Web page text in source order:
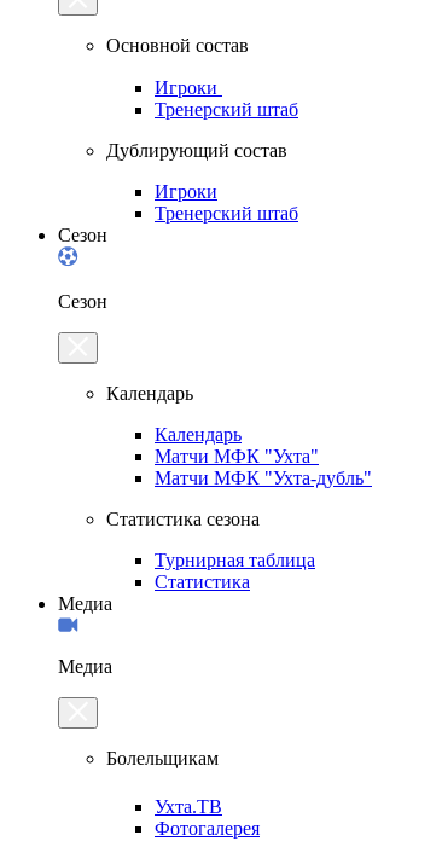
Основной состав
Игроки
Тренерский штаб
Дублирующий состав
Игроки
Тренерский штаб
Сезон
Сезон
Календарь
Календарь
Матчи МФК "Ухта"
Матчи МФК "Ухта-дубль"
Статистика сезона
Турнирная таблица
Статистика
Медиа
Медиа
Болельщикам
Ухта.ТВ
Фотогалерея